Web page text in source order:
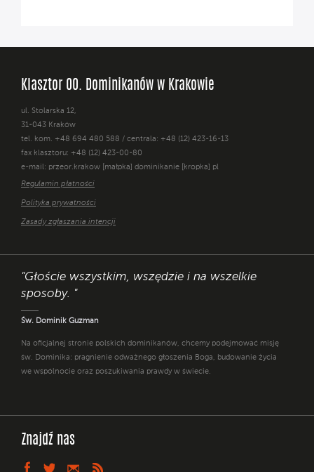
Klasztor OO. Dominikanów w Krakowie
ul. Stolarska 12,
31-043 Kraków
tel. kom. +48 694 480 588 / centrala: +48 (12) 423-16-13
fax klasztoru: +48 (12) 423-00-80
e-mail: przeor.krakow [małpka] dominikanie [kropka] pl
Regulamin płatności
Polityka prywatności
Zasady zgłaszania intencji
"Głoście wszystkim, wszędzie i na wszelkie
sposoby. "
Św. Dominik Guzman
Na oficjalnej stronie polskich dominikanów, chcemy podejmować misję
św. Dominika: pragnienie odważnego głoszenia Boga, budowanie życia
we wspólnocie oraz poszukiwania prawdy w świecie.
Znajdź nas